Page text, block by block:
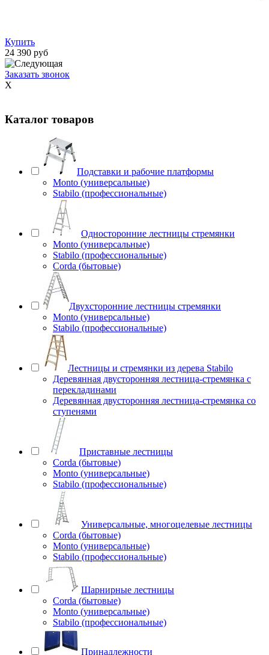
Купить
24 390 руб
Заказать звонок
X
Каталог товаров
Подставки и рабочие платформы
Monto (универсальные)
Stabilo (профессиональные)
Односторонние лестницы стремянки
Monto (универсальные)
Stabilo (профессиональные)
Corda (бытовые)
Двухсторонние лестницы стремянки
Monto (универсальные)
Stabilo (профессиональные)
Лестницы и стремянки из дерева Stabilo
Деревянная двусторонняя лестница-стремянка с
перекладинами
Деревянная двусторонняя лестница-стремянка со
ступенями
Приставные лестницы
Corda (бытовые)
Monto (универсальные)
Stabilo (профессиональные)
Универсальные, многоцелевые лестницы
Corda (бытовые)
Monto (универсальные)
Stabilo (профессиональные)
Шарнирные лестницы
Corda (бытовые)
Monto (универсальные)
Stabilo (профессиональные)
Принадлежности